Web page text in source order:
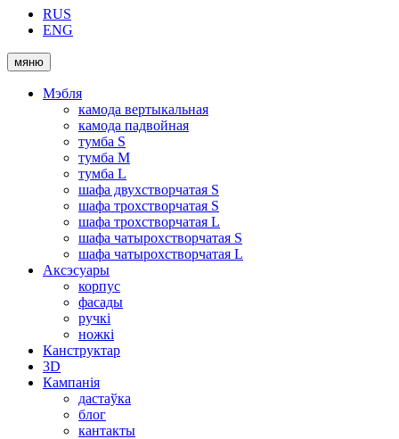
RUS
ENG
мяню
Мэбля
камода вертыкальная
камода падвойная
тумба S
тумба M
тумба L
шафа двухстворчатая S
шафа трохстворчатая S
шафа трохстворчатая L
шафа чатырохстворчатая S
шафа чатырохстворчатая L
Аксэсуары
корпус
фасады
ручкі
ножкі
Канструктар
3D
Кампанія
дастаўка
блог
кантакты